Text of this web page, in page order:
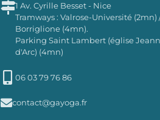
1 Av. Cyrille Besset - Nice
Tramways : Valrose-Université (2mn)
Borriglione (4mn).
Parking Saint Lambert (église
d'Arc) (4mn)
06 03 79 76 86
contact@gayoga.fr